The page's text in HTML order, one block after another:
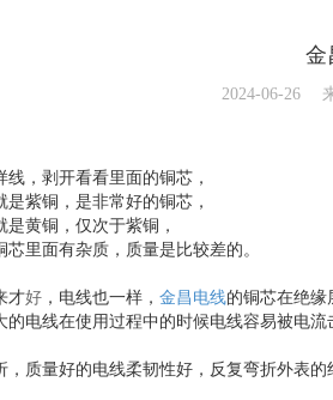
金
2024-06-26
，剥开看看里面的铜芯，
紫铜，是非常好的铜芯，
黄铜，仅次于紫铜，
里面有杂质，质量是比较差的。
才好 ，电线也一样， 金昌电线的铜芯在绝缘
电线在使用过程中的时候电线容易被电流
质量好的电线柔韧性好，反复弯折外表